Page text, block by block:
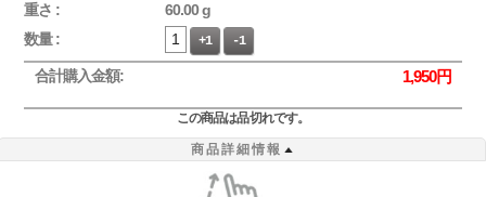
重さ :
60.00 g
数量 :
+1 -1
合計購入金額: 1,950円
この商品は品切れです。
商品詳細情報